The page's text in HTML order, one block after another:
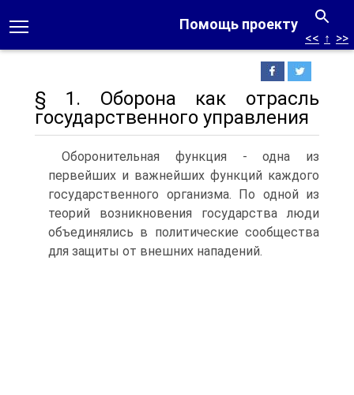
Помощь проекту
<< ↑ >>
§ 1. Оборона как отрасль
государственного управления
Оборонительная функция - одна из
первейших и важнейших функций каждого
государственного организма. По одной из
теорий возникновения государства люди
объединялись в политические сообщества
для защиты от внешних нападений.